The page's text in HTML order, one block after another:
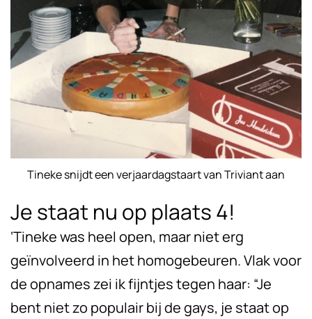
Tineke snijdt een verjaardagstaart van Triviant aan
Je staat nu op plaats 4!
‘Tineke was heel open, maar niet erg
geïnvolveerd in het homogebeuren. Vlak voor
de opnames zei ik fijntjes tegen haar: “Je
bent niet zo populair bij de gays, je staat op